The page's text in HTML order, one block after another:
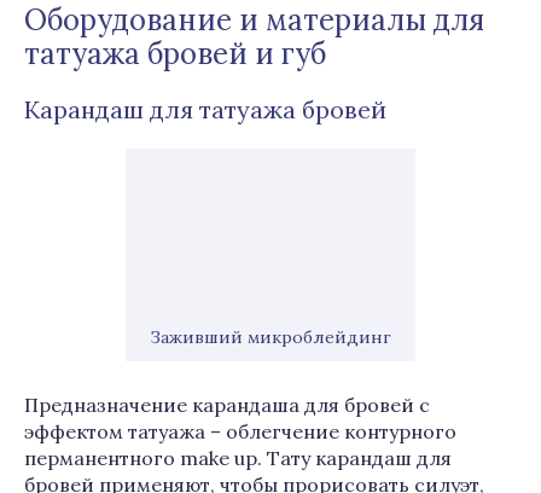
Оборудование и материалы для
татуажа бровей и губ
Карандаш для татуажа бровей
Заживший микроблейдинг
Предназначение карандаша для бровей с
эффектом татуажа – облегчение контурного
перманентного make up. Тату карандаш для
бровей применяют, чтобы прорисовать силуэт,